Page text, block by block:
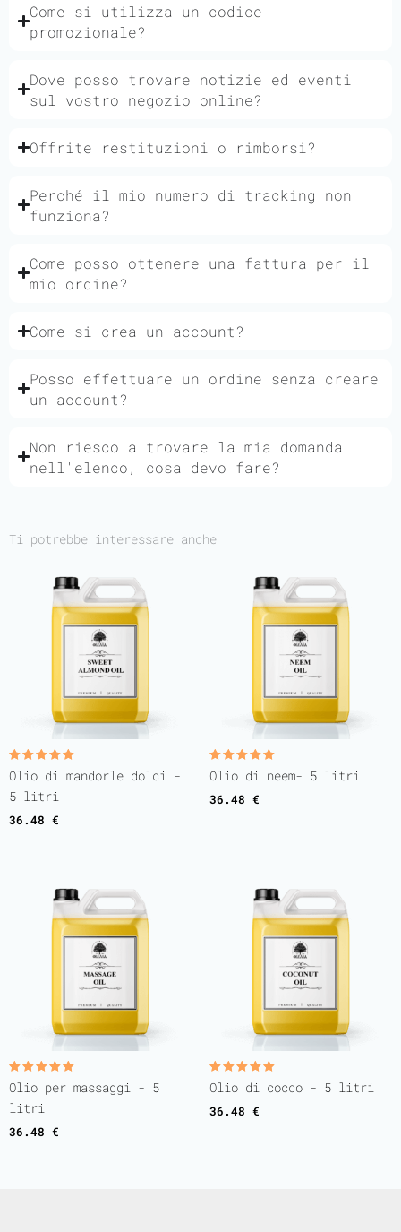
Come si utilizza un codice
promozionale?
Dove posso trovare notizie ed eventi
sul vostro negozio online?
Offrite restituzioni o rimborsi?
Perché il mio numero di tracking non
funziona?
Come posso ottenere una fattura per il
mio ordine?
Come si crea un account?
Posso effettuare un ordine senza creare
un account?
Non riesco a trovare la mia domanda
nell'elenco, cosa devo fare?
Ti potrebbe interessare anche
Valutato
5.00
su 5
Olio di mandorle dolci -
5 litri
36.48 €
Valutato
5.00
Olio di neem- 5 litri
36.48 €
Valutato
5.00
su 5
Olio per massaggi - 5
litri
36.48 €
Valutato
5.00
Olio di cocco - 5 litri
36.48 €